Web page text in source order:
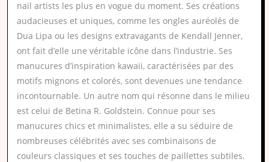
nail artists les plus en vogue du moment. Ses créations
audacieuses et uniques, comme les ongles auréolés de
Dua Lipa ou les designs extravagants de Kendall Jenner,
ont fait d’elle une véritable icône dans l’industrie. Ses
manucures d’inspiration kawaii, caractérisées par des
motifs mignons et colorés, sont devenues une tendance
incontournable. Un autre nom qui résonne dans le milieu
est celui de Betina R. Goldstein. Connue pour ses
manucures chics et minimalistes, elle a su séduire de
nombreuses célébrités avec ses combinaisons de
couleurs classiques et ses touches de paillettes subtiles.